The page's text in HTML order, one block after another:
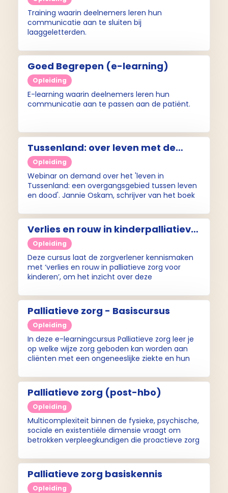
gezondheidsvaardigheden over
palliatieve zorg (incompany
training)
Training waarin deelnemers leren hun
communicatie aan te sluiten bij
laaggeletterden.
Goed Begrepen (e-learning)
Opleiding
E-learning waarin deelnemers leren hun
communicatie aan te passen aan de patiënt.
Tussenland: over leven met de
dood in je schoenen (webinar on
demand)
Opleiding
Webinar on demand over het 'leven in
Tussenland: een overgangsgebied tussen leven
en dood'. Jannie Oskam, schrijver van het boek
overgangsgebied. Ook het onderwerp 'samen
beslissen' komt aan bod.
Verlies en rouw in kinderpalliatieve
zorg (e-learning)
Opleiding
Deze cursus laat de zorgverlener kennismaken
met ‘verlies en rouw in palliatieve zorg voor
kinderen’, om het inzicht over deze
complexe rouw te herkennen. Tevens maakt de
deelnemer kennis met verschillende werkwijzen
die kunnen helpen in de (onder)steunende
omgang.
Palliatieve zorg - Basiscursus
Opleiding
In deze e-learningcursus Palliatieve zorg leer je
op welke wijze zorg geboden kan worden aan
cliënten met een ongeneeslijke ziekte en hun
bevorderen.
Palliatieve zorg (post-hbo)
Opleiding
Multicomplexiteit binnen de fysieke, psychische,
sociale en existentiële dimensie vraagt om
betrokken verpleegkundigen die proactieve zorg
'Palliatieve Zorg' geeft verdieping en handvatten
om de dagelijkse werkzaamheden nog beter te
kunnen uitvoeren.
Palliatieve zorg basiskennis
Opleiding